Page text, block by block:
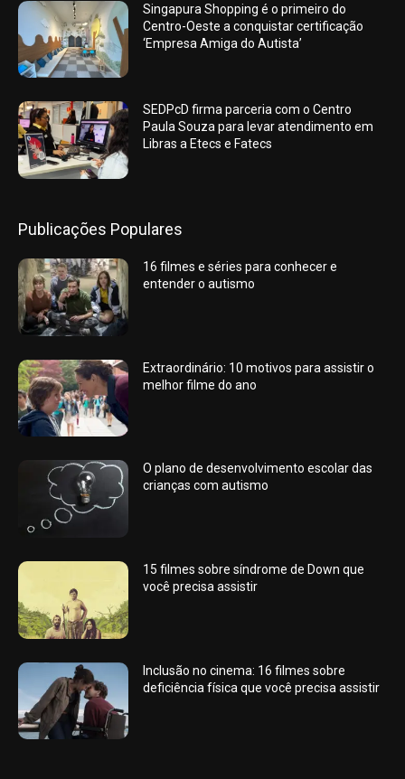
Singapura Shopping é o primeiro do
Centro-Oeste a conquistar certificação
‘Empresa Amiga do Autista’
SEDPcD firma parceria com o Centro
Paula Souza para levar atendimento em
Libras a Etecs e Fatecs
Publicações Populares
16 filmes e séries para conhecer e
entender o autismo
Extraordinário: 10 motivos para assistir o
melhor filme do ano
O plano de desenvolvimento escolar das
crianças com autismo
15 filmes sobre síndrome de Down que
você precisa assistir
Inclusão no cinema: 16 filmes sobre
deficiência física que você precisa assistir